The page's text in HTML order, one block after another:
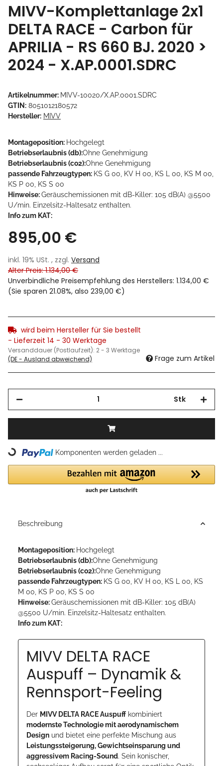
MIVV-Komplettanlage 2x1
DELTA RACE - Carbon für
APRILIA - RS 660 BJ. 2020 >
2024 - X.AP.0001.SDRC
Artikelnummer: MIVV-10020/X.AP.0001.SDRC
GTIN: 8051012180572
Hersteller: MIVV
Montageposition: Hochgelegt
Betriebserlaubnis (db):Ohne Genehmigung
Betriebserlaubnis (co2):Ohne Genehmigung
passende Fahrzeugtypen: KS G 00, KV H 00, KS L 00, KS M 00,
KS P 00, KS S 00
Hinweise:Geräuschemissionen mit dB-Killer: 105 dB(A) @5500
U/min. Einzelsitz-Haltesatz enthalten.
Info zum KAT:
895,00 €
inkl. 19% USt. , zzgl. Versand
Alter Preis: 1.134,00 €
Unverbindliche Preisempfehlung des Herstellers: 1.134,00 €
(Sie sparen 21.08%, also 239,00 €)
wird beim Hersteller für Sie bestellt
- Lieferzeit 14 - 30 Werktage
Versanddauer (Postlaufzeit): 2 - 3 Werktage
(DE - Ausland abweichend)
Frage zum Artikel
Stk
Loading... Komponenten werden geladen ...
Beschreibung
Montageposition: Hochgelegt
Betriebserlaubnis (db):Ohne Genehmigung
Betriebserlaubnis (co2):Ohne Genehmigung
passende Fahrzeugtypen: KS G 00, KV H 00, KS L 00, KS
M 00, KS P 00, KS S 00
Hinweise:Geräuschemissionen mit dB-Killer: 105 dB(A)
@5500 U/min. Einzelsitz-Haltesatz enthalten.
Info zum KAT:
MIVV DELTA RACE
Auspuff – Dynamik &
Rennsport-Feeling
Der MIVV DELTA RACE Auspuff kombiniert
modernste Technologie mit aerodynamischem
Design und bietet eine perfekte Mischung aus
Leistungssteigerung, Gewichtseinsparung und
aggressivem Racing-Sound. Sein konischer,